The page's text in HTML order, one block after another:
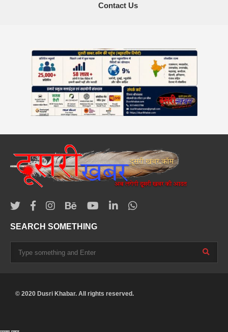
Contact Us
SEARCH SOMETHING
© 2020 Dusri Khabar. All rights reserved.